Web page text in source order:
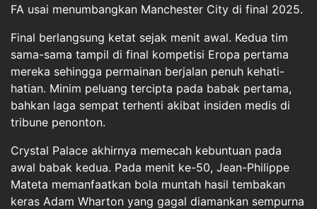
FA usai menumbangkan Manchester City di final 2025.
Final berlangsung ketat sejak menit awal. Kedua tim
sama-sama tampil di final kompetisi Eropa pertama
mereka sehingga permainan berjalan penuh kehati-
hatian. Minim peluang tercipta pada babak pertama,
bahkan laga sempat terhenti akibat insiden medis di
tribune penonton.
Crystal Palace akhirnya memecah kebuntuan pada
awal babak kedua. Pada menit ke-50, Jean-Philippe
Mateta memanfaatkan bola muntah hasil tembakan
keras Adam Wharton yang gagal diamankan sempurna